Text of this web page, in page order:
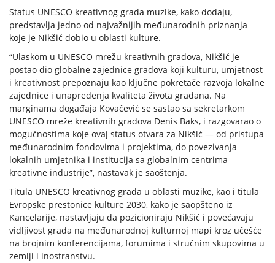
Status UNESCO kreativnog grada muzike, kako dodaju,
predstavlja jedno od najvažnijih međunarodnih priznanja
koje je Nikšić dobio u oblasti kulture.
“Ulaskom u UNESCO mrežu kreativnih gradova, Nikšić je
postao dio globalne zajednice gradova koji kulturu, umjetnost
i kreativnost prepoznaju kao ključne pokretače razvoja lokalne
zajednice i unapređenja kvaliteta života građana. Na
marginama događaja Kovačević se sastao sa sekretarkom
UNESCO mreže kreativnih gradova Denis Baks, i razgovarao o
mogućnostima koje ovaj status otvara za Nikšić — od pristupa
međunarodnim fondovima i projektima, do povezivanja
lokalnih umjetnika i institucija sa globalnim centrima
kreativne industrije”, nastavak je saoštenja.
Titula UNESCO kreativnog grada u oblasti muzike, kao i titula
Evropske prestonice kulture 2030, kako je saopšteno iz
Kancelarije, nastavljaju da pozicioniraju Nikšić i povećavaju
vidljivost grada na međunarodnoj kulturnoj mapi kroz učešće
na brojnim konferencijama, forumima i stručnim skupovima u
zemlji i inostranstvu.